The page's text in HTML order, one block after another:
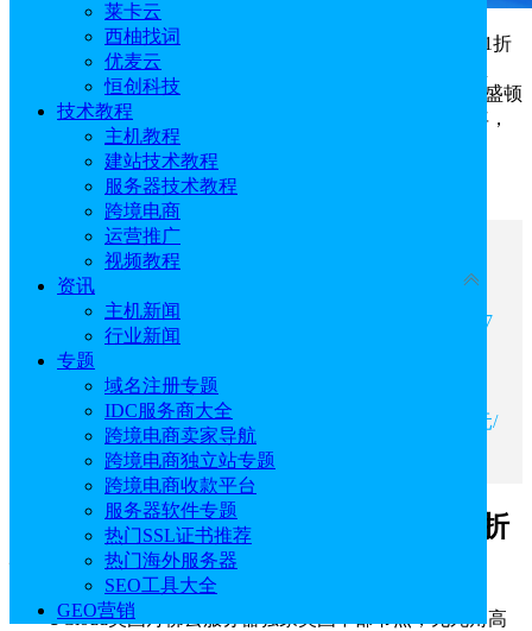
莱卡云
西柚找词
优麦云
恒创科技
技术教程
主机教程
建站技术教程
服务器技术教程
跨境电商
运营推广
视频教程
资讯
主机新闻
行业新闻
专题
域名注册专题
IDC服务商大全
跨境电商卖家导航
跨境电商独立站专题
跨境电商收款平台
服务器软件专题
热门SSL证书推荐
热门海外服务器
SEO工具大全
GEO营销
UCloud推出美国云服务器
专场特惠活动，全场低至1.1折
起，护航业务出海美洲。UCloud推出丹佛、洛杉矶、华盛
顿、墨西哥城四大枢纽，此次活动针对丹佛、洛杉矶、华盛顿
三区进行优惠促销，其中洛杉矶云服务器轻量低至57元/年，
折合4.75元/月，快快来参与选购吧。
点击进入：UCloud官网
文章目录
一、UCloud美国丹佛云服务器特惠1.4折低至42.67
元/月
二、UCloud美国洛杉矶云服务器特惠1.3折低至
4.75元/月
三、UCloud美国华盛顿云服务器1.1折低至18.33元/
月
一、UCloud美国丹佛云服务器特惠1.4折
低至42.67元/月
UCloud美国丹佛云服务器独家美国中部节点，无死角高